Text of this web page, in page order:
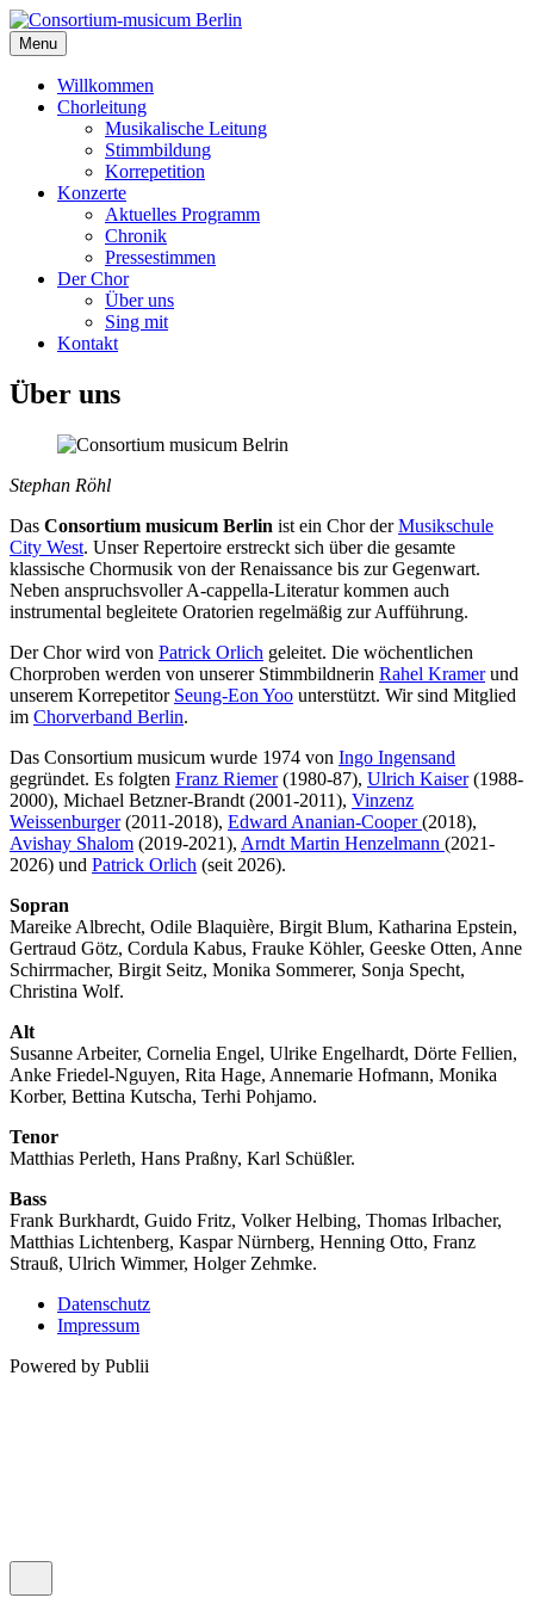
Menu
Willkommen
Chorleitung
Musikalische Leitung
Stimmbildung
Korrepetition
Konzerte
Aktuelles Programm
Chronik
Pressestimmen
Der Chor
Über uns
Sing mit
Kontakt
Über uns
Stephan Röhl
Das Consortium musicum Berlin ist ein Chor derMusikschule
City West. Unser Repertoire erstreckt sich über die gesamte
klassische Chormusik von der Renaissance bis zur Gegenwart.
Neben anspruchsvoller A-cappella-Literatur kommen auch
instrumental begleitete Oratorien regelmäßig zur Aufführung.
Der Chor wird von Patrick Orlich geleitet. Die wöchentlichen
Chorproben werden von unserer Stimmbildnerin Rahel Kramerund
unserem Korrepetitor Seung-Eon Yoo unterstützt. Wir sind Mitglied
im Chorverband Berlin.
Das Consortium musicum wurde 1974 von Ingo Ingensand
gegründet. Es folgten Franz Riemer(1980-87), Ulrich Kaiser(1988-
2000), Michael Betzner-Brandt (2001-2011), Vinzenz
Weissenburger(2011-2018), Edward Ananian-Cooper(2018),
Avishay Shalom (2019-2021), Arndt Martin Henzelmann (2021-
2026) und Patrick Orlich (seit 2026).
Sopran
Mareike Albrecht, Odile Blaquière, Birgit Blum, Katharina Epstein,
Gertraud Götz, Cordula Kabus, Frauke Köhler, Geeske Otten, Anne
Schirrmacher, Birgit Seitz, Monika Sommerer, Sonja Specht,
Christina Wolf.
Alt
Susanne Arbeiter, Cornelia Engel, Ulrike Engelhardt, Dörte Fellien,
Anke Friedel-Nguyen, Rita Hage, Annemarie Hofmann, Monika
Korber, Bettina Kutscha, Terhi Pohjamo.
Tenor
Matthias Perleth, Hans Praßny, Karl Schüßler.
Bass
Frank Burkhardt, Guido Fritz, Volker Helbing, Thomas Irlbacher,
Matthias Lichtenberg, Kaspar Nürnberg, Henning Otto, Franz
Strauß, Ulrich Wimmer, Holger Zehmke.
Datenschutz
Impressum
Powered by Publii